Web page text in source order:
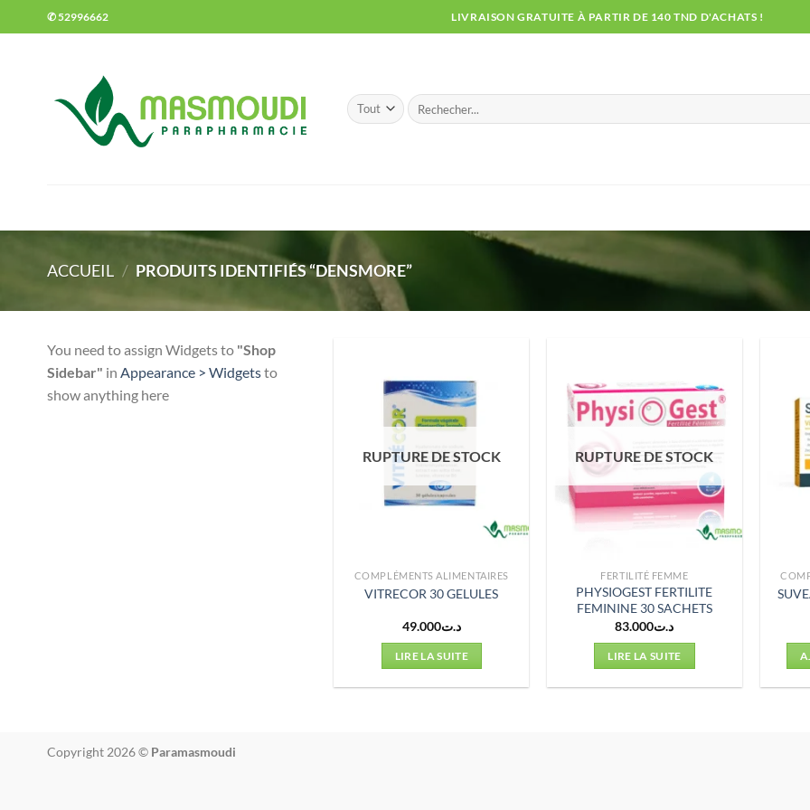
au
✆ 52996662 LIVRAISON GRATUITE À PARTIR DE 140 TND D'ACHATS !
Recherche
pour :
ACCUEIL / PRODUITS IDENTIFIÉS “DENSMORE”
You need to assign Widgets to "Shop
Sidebar" in Appearance > Widgetsto
show anything here
RUPTURE DE STOCK
COMPLÉMENTS ALIMENTAIRES
VITRECOR 30 GELULES
د.ت49.000
LIRE LA SUITE
RUPTURE DE STOCK
FERTILITÉ FEMME
PHYSIOGEST FERTILITE
FEMININE 30 SACHETS
د.ت83.000
LIRE LA SUITE
Copyright 2026 © Paramasmoudi